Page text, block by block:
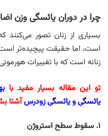
چرا در دوران یائسگی وزن
بسیاری از زنان تصور می‌کنند
است، اما حقیقت پیچیده‌تر
زنانه است که با تغییرات
تو این مقاله بسیار مفید با
یائسگی و یائسگی زودرسآشنا
۱. سقوط سطح استروژن